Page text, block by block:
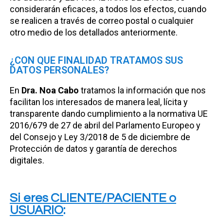
considerarán eficaces, a todos los efectos, cuando
se realicen a través de correo postal o cualquier
otro medio de los detallados anteriormente.
¿CON QUE FINALIDAD TRATAMOS SUS
DATOS PERSONALES?
En Dra. Noa Cabo tratamos la información que nos
facilitan los interesados de manera leal, lícita y
transparente dando cumplimiento a la normativa UE
2016/679 de 27 de abril del Parlamento Europeo y
del Consejo y Ley 3/2018 de 5 de diciembre de
Protección de datos y garantía de derechos
digitales.
Si eres CLIENTE/PACIENTE o
USUARIO: